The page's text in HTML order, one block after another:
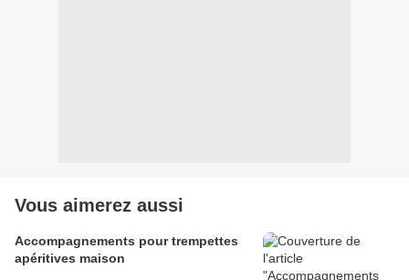
Vous aimerez aussi
Accompagnements pour trempettes
apéritives maison